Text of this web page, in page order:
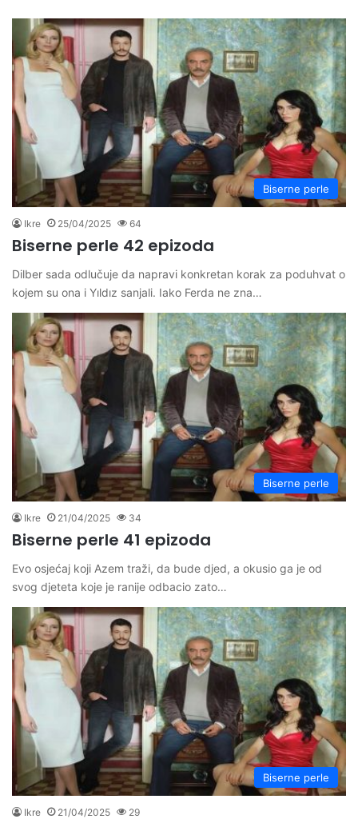
Biserne perle
Ikre 25/04/2025 64
Biserne perle 42 epizoda
Dilber sada odlučuje da napravi konkretan korak za poduhvat o
kojem su ona i Yıldız sanjali. Iako Ferda ne zna…
Biserne perle
Ikre 21/04/2025 34
Biserne perle 41 epizoda
Evo osjećaj koji Azem traži, da bude djed, a okusio ga je od
svog djeteta koje je ranije odbacio zato…
Biserne perle
Ikre 21/04/2025 29